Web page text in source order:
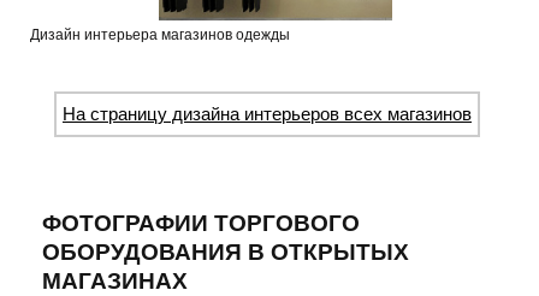
Дизайн интерьера магазинов одежды
На страницу дизайна интерьеров всех магазинов
ФОТОГРАФИИ ТОРГОВОГО
ОБОРУДОВАНИЯ В ОТКРЫТЫХ
МАГАЗИНАХ